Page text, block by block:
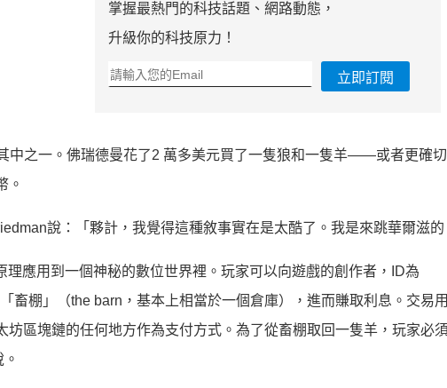
掌握最熱門的科技話題、網路動態，
升級你的科技原力！
立即訂閱
中之一。佛瑞德曼花了2 萬多美元買了一隻狼和一隻羊——或者更確切
。
說：「夥計，我覺得這種敘事實在是太酷了。我是來跳華爾滋的
應用到一個神秘的數位世界裡。玩家可以向遊戲的創作者，ID為
畜棚」（the barn，基本上相當於一個倉庫），進而賺取利息。交易
區塊鏈的任何地方作為支付方式。為了從畜棚取回一隻羊，玩家必